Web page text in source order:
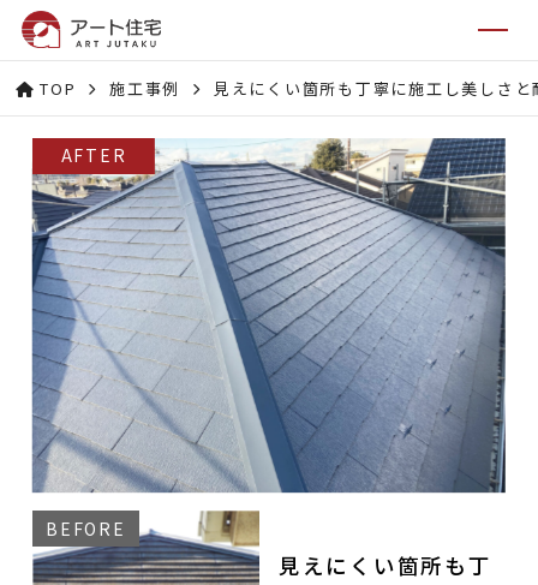
TOP 施工事例 見えにくい箇所も丁寧に施工し美しさ
見えにくい箇所も丁